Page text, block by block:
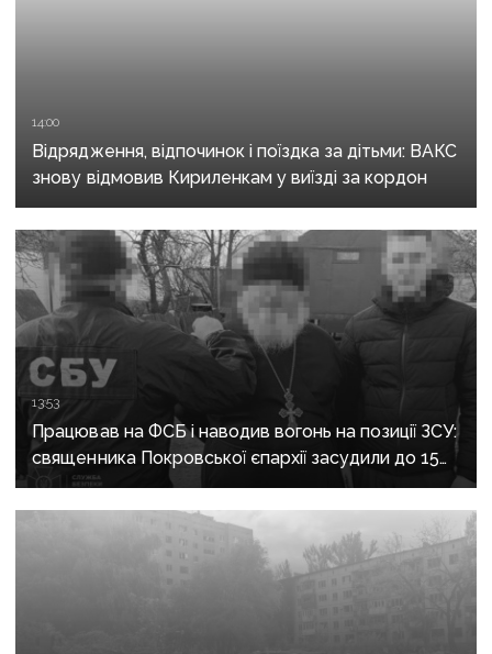
14:00
Відрядження, відпочинок і поїздка за дітьми: ВАКС
знову відмовив Кириленкам у виїзді за кордон
13:53
Працював на ФСБ і наводив вогонь на позиції ЗСУ:
священника Покровської єпархії засудили до 15
років